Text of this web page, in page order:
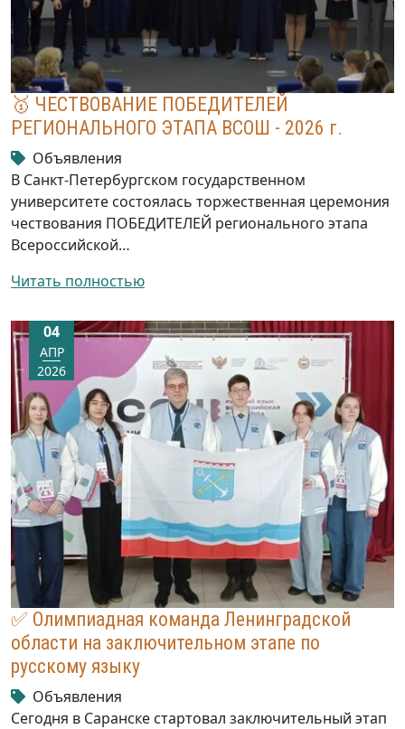
🥇 ЧЕСТВОВАНИЕ ПОБЕДИТЕЛЕЙ
РЕГИОНАЛЬНОГО ЭТАПА ВСОШ - 2026 г.
Объявления
В Санкт-Петербургском государственном
университете состоялась торжественная церемония
чествования ПОБЕДИТЕЛЕЙ регионального этапа
Всероссийской…
Читать полностью
✅ Олимпиадная команда Ленинградской
области на заключительном этапе по
русскому языку
04
АПР
2026
Объявления
Сегодня в Саранске стартовал заключительный этап